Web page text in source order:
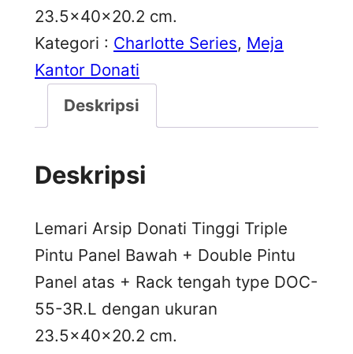
23.5x40x20.2 cm.
Kategori : Charlotte Series, Meja
Kantor Donati
Deskripsi
Deskripsi
Lemari Arsip Donati Tinggi Triple
Pintu Panel Bawah + Double Pintu
Panel atas + Rack tengah type DOC-
55-3R.L dengan ukuran
23.5x40x20.2 cm.